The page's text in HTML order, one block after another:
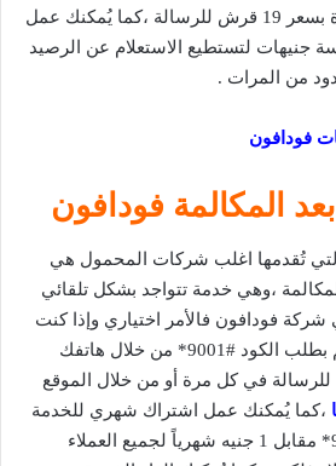
الحالي وهي خدمة متوفرة بسعر 19 قرش للرسالة ،كما يُمكنك عمل
جنيهات لتستطيع الاستعلام عن الرصيد
من المرات .
فودافون
المكالمة فودافون
تُقدمها اغلب شركات المحمول هي
،وهي خدمة تتواجد بشكل تلقائي
فودافون فالأمر اختياري وإذا كنت
تريد تفعيل تلك الخدمة قم بطلب الكود #9001* من خلال هاتفك
قرش فقط للرسالة في كل مرة أو من خلال الموقع
،كما يُمكنك عمل اشتراك شهري للخدمة
من خلال طلب كود #9009* مقابل 1 جنيه شهرياً لجميع العملاء